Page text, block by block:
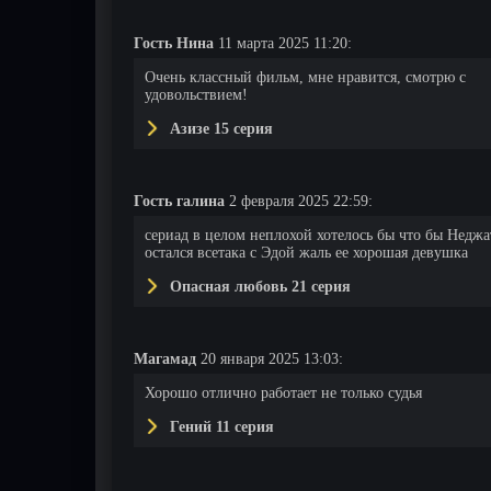
Гость Нина 11 марта 2025 11:20:
Очень классный фильм, мне нравится, смотрю с
удовольствием!
Азизе 15 серия
Гость галина 2 февраля 2025 22:59:
сериад в целом неплохой хотелось бы что бы
остался всетака с Эдой жаль ее хорошая девушка
Опасная любовь 21 серия
Магамад 20 января 2025 13:03:
Хорошо отлично работает не только судья
Гений 11 серия